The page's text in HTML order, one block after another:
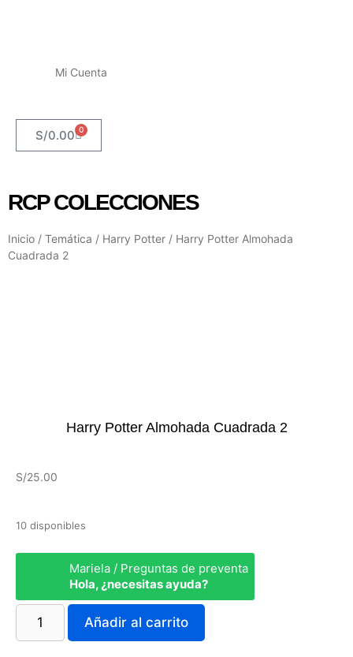
Mi Cuenta
S/0.00 0
RCP COLECCIONES
Inicio / Temática / Harry Potter / Harry Potter Almohada
Cuadrada 2
Harry Potter Almohada Cuadrada 2
S/25.00
10 disponibles
Mariela / Preguntas de preventa
Hola, ¿necesitas ayuda?
Añadir al carrito